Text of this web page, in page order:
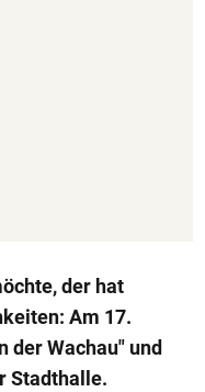
der hat
Am 17.
der Wachau" und
Stadthalle.